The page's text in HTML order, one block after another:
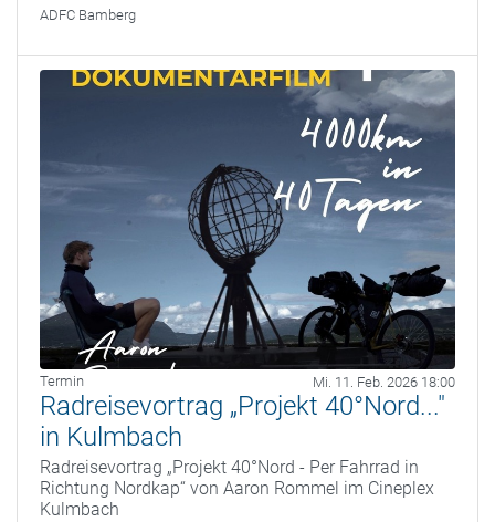
ADFC Bamberg
Termin Mi. 11. Feb. 2026 18:00
Radreisevortrag „Projekt 40°Nord..."
in Kulmbach
Radreisevortrag „Projekt 40°Nord - Per Fahrrad in
Richtung Nordkap“ von Aaron Rommel im Cineplex
Kulmbach